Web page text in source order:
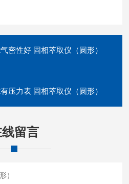
密性好 固相萃取仪（圆形）
压力表 固相萃取仪（圆形）
留言